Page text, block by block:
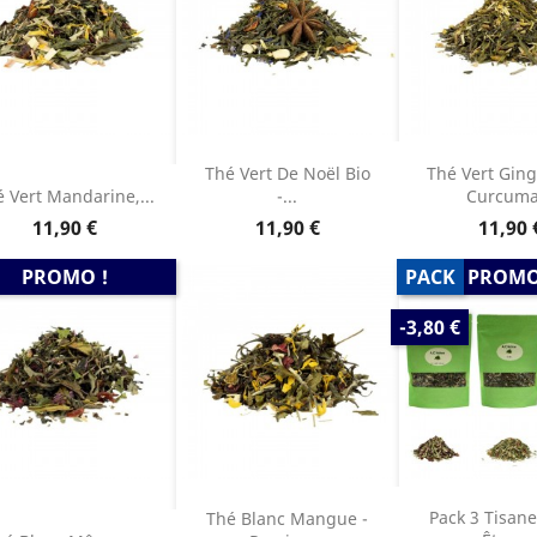
Vert Mandarine,...
Prix
11,90 €
Thé Vert De Noël Bio
-...
Prix
11,90 €
Thé Vert
Prix
11,90
PROMO !
Thé Blanc Mangue -
Pack 3
PRIX
DE
BASE
-3,80 €
PACK